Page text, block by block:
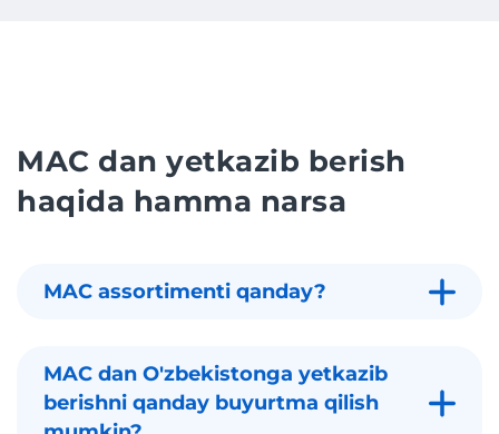
MAC dan yetkazib berish
haqida hamma narsa
MAC assortimenti qanday?
MAC dan O'zbekistonga yetkazib
berishni qanday buyurtma qilish